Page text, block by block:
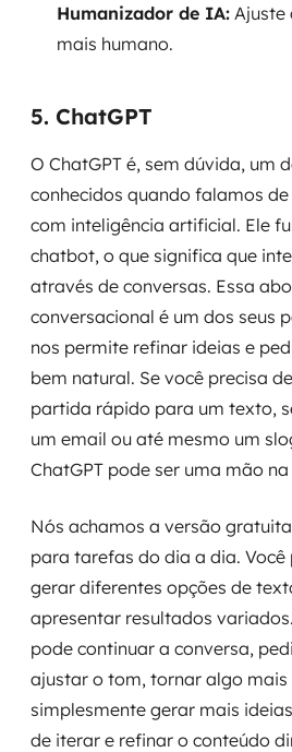
Humanizador de IA: Ajuste
mais humano.
5. ChatGPT
O ChatGPT é, sem dúvida, um
conhecidos quando falamos
com inteligência artificial. Ele
chatbot, o que significa que
através de conversas. Essa
conversacional é um dos seus
nos permite refinar ideias e
bem natural. Se você precisa
partida rápido para um texto,
um email ou até mesmo um
ChatGPT pode ser uma mão
Nós achamos a versão
para tarefas do dia a dia.
gerar diferentes opções de
apresentar resultados
pode continuar a conversa,
ajustar o tom, tornar algo mais
simplesmente gerar mais
de iterar e refinar o conteúdo